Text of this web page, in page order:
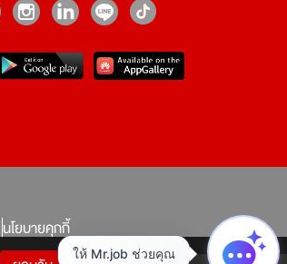
Job Index
job
นโยบายคุกกี้